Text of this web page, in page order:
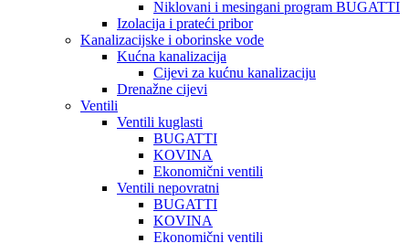
Niklovani i mesingani program BUGATTI
Izolacija i prateći pribor
Kanalizacijske i oborinske vode
Kućna kanalizacija
Cijevi za kućnu kanalizaciju
Drenažne cijevi
Ventili
Ventili kuglasti
BUGATTI
KOVINA
Ekonomični ventili
Ventili nepovratni
BUGATTI
KOVINA
Ekonomični ventili